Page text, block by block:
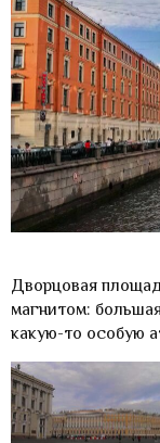
Дворцовая
магнитом:
какую-то особую